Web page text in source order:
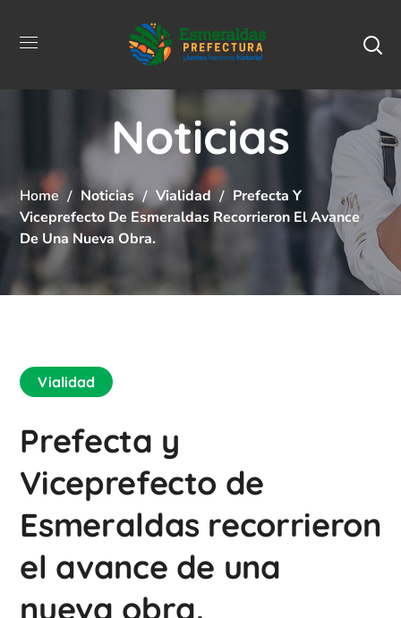
Noticias
Home Noticias Vialidad
Prefecta Y
Viceprefecto De Esmeraldas Recorrieron El Avance
De Una Nueva Obra.
Vialidad
Prefecta y
Viceprefecto de
Esmeraldas recorrieron
el avance de una
nueva obra.